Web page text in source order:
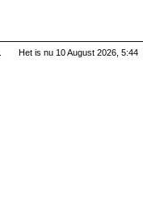
Het is nu 10 August 2026, 5:44